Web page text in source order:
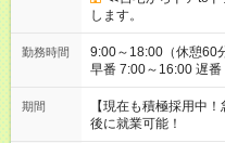
します。
勤務時間
9:00～18:00（休憩60分） ■ご希望があれば下記シフト
早番 7:00～16:00 遅番
と休みを合わせたい
「できれば残業はし
ね。 ※Wワーク希望の方へ 今ご覧のお仕事で希望する勤務時間
と、もう1つのお仕事
期間
【現在も積極採用中
後に就業可能！